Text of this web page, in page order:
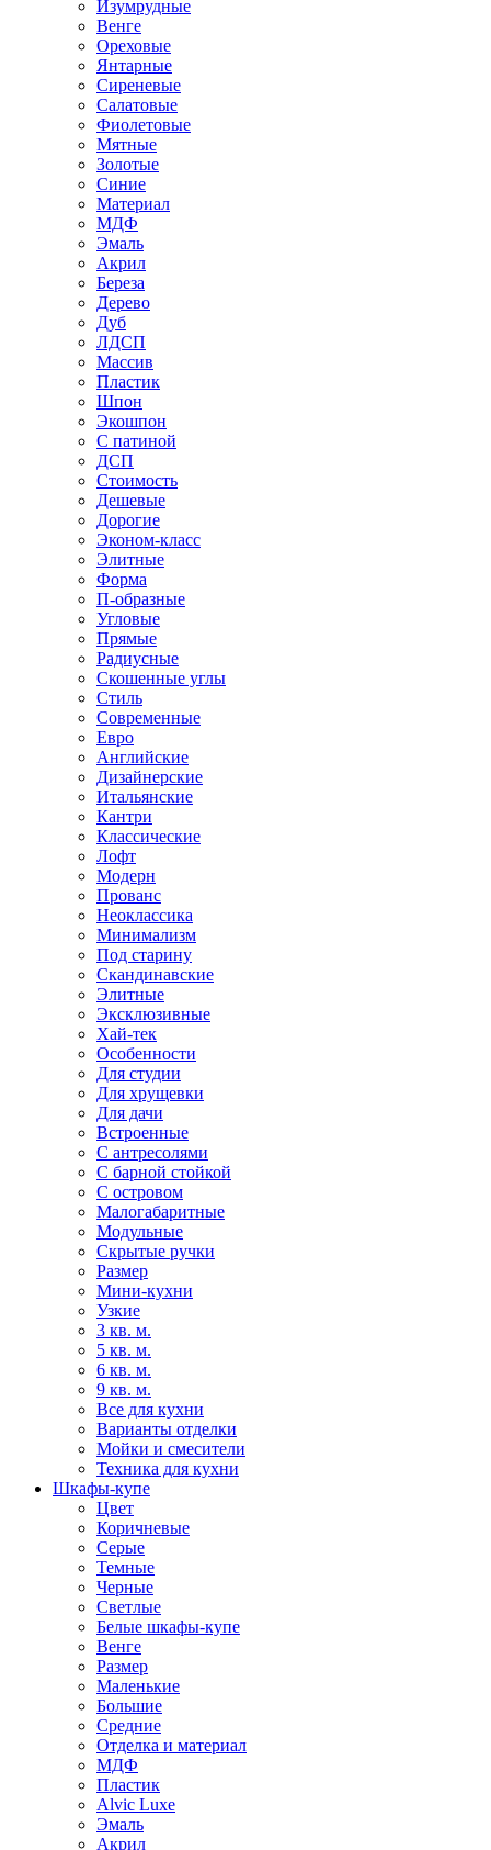
Изумрудные
Венге
Ореховые
Янтарные
Сиреневые
Салатовые
Фиолетовые
Мятные
Золотые
Синие
Материал
МДФ
Эмаль
Акрил
Береза
Дерево
Дуб
ЛДСП
Массив
Пластик
Шпон
Экошпон
С патиной
ДСП
Стоимость
Дешевые
Дорогие
Эконом-класс
Элитные
Форма
П-образные
Угловые
Прямые
Радиусные
Скошенные углы
Стиль
Современные
Евро
Английские
Дизайнерские
Итальянские
Кантри
Классические
Лофт
Модерн
Прованс
Неоклассика
Минимализм
Под старину
Скандинавские
Элитные
Эксклюзивные
Хай-тек
Особенности
Для студии
Для хрущевки
Для дачи
Встроенные
С антресолями
С барной стойкой
С островом
Малогабаритные
Модульные
Скрытые ручки
Размер
Мини-кухни
Узкие
3 кв. м.
5 кв. м.
6 кв. м.
9 кв. м.
Все для кухни
Варианты отделки
Мойки и смесители
Техника для кухни
Шкафы-купе
Цвет
Коричневые
Серые
Темные
Черные
Светлые
Белые шкафы-купе
Венге
Размер
Маленькие
Большие
Средние
Отделка и материал
МДФ
Пластик
Alvic Luxe
Эмаль
Акрил